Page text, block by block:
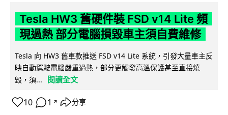
Tesla HW3 舊硬件裝 FSD v14 Lite 頻
現過熱 部分電腦損毀車主須自費維修
Tesla 向 HW3 舊車款推送 FSD v14 Lite 系統，引發大量車主反
映自動駕駛電腦嚴重過熱，部分更觸發高溫保護甚至直接燒
毀，須...
閱讀全文
10 1 ↗ 分享